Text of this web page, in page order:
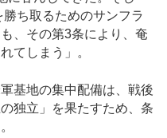
ち取るためのサンフラ
、その第3条により、奄
てしまう」。
基地の集中配備は、戦後
独立」を果たすため、条